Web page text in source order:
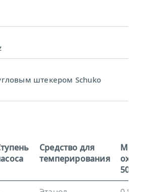
штекером Schuko
Средство для
темперирования
50 Гц